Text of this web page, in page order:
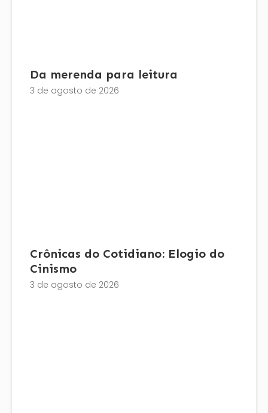
Da merenda para leitura
3 de agosto de 2026
Crônicas do Cotidiano: Elogio do
Cinismo
3 de agosto de 2026